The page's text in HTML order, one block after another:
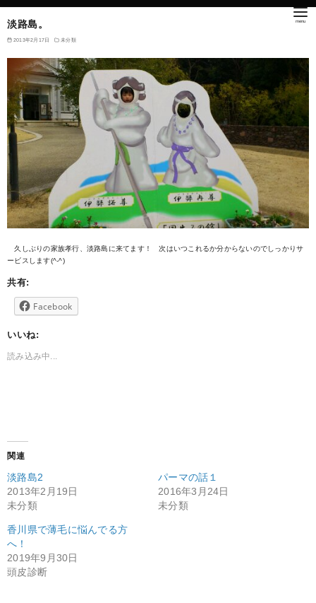
淡路島。
2013年2月17日 未分類
久しぶりの家族孝行、淡路島に来てます！ 次はいつこれるか分からないのでしっかりサ
ービスします(^-^)
共有:
Facebook
いいね:
読み込み中...
関連
淡路島2
2013年2月19日
未分類
パーマの話１
2016年3月24日
未分類
香川県で薄毛に悩んでる方
へ！
2019年9月30日
頭皮診断